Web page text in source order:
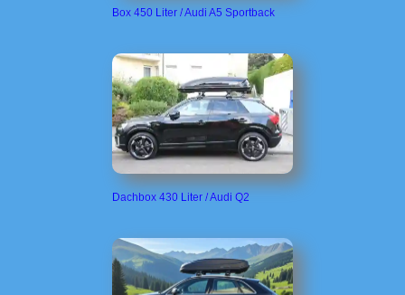
Box 450 Liter / Audi A5 Sportback
Dachbox 430 Liter / Audi Q2